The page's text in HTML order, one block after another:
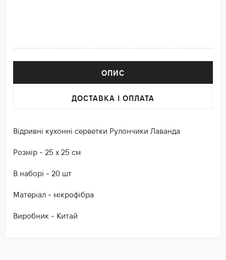
ОПИС
ДОСТАВКА І ОПЛАТА
Відривні кухонні серветки Рулончики Лаванда
Розмір - 25 х 25 см
В наборі - 20 шт
Матеріал - мікрофібра
Виробник - Китай